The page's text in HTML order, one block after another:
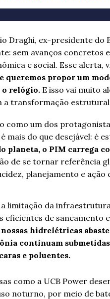
ex-presidente do
sem avanços concretos
e social. Esse alerta,
queremos propor um
relógio. E isso vai muito
a transformação
como um dos
mais do que desejável: é
o PIM carrega
de se tornar referência
planejamento e ação
limitação da
eficientes de
hidrelétricas
continuam
e poluentes.
como a UCB Power
noturno, por meio de